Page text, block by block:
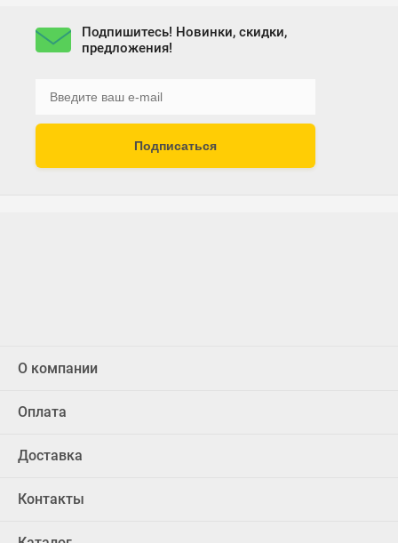
Подпишитесь! Новинки, скидки,
предложения!
Подписаться
О компании
Оплата
Доставка
Контакты